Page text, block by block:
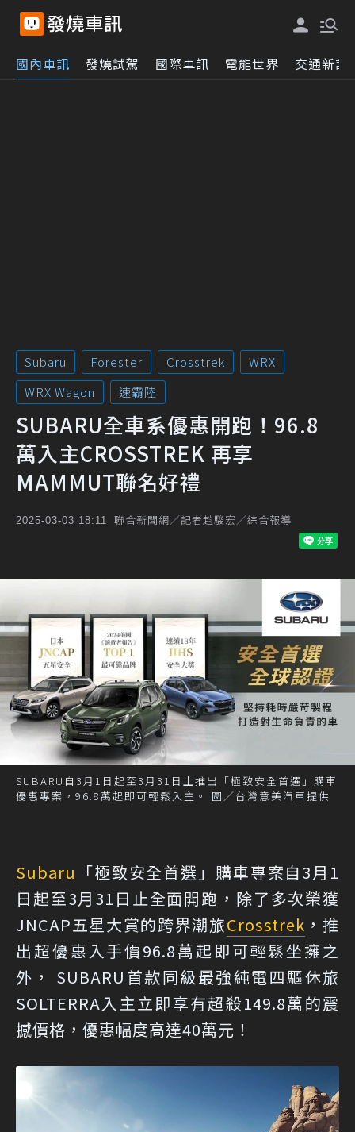
國內車訊 發燒試駕 國際車訊 電能世界 交通新訊
Subaru Forester Crosstrek
WRX
WRX Wagon
速霸陸
SUBARU全車系優惠開跑！96.8
萬入主CROSSTREK 再享
MAMMUT聯名好禮
2025-03-03 18:11 聯合新聞網／記者趙駿宏／綜合報導
SUBARU自3月1日起至3月31日止推出「極致安全首選」購車
優惠專案，96.8萬起即可輕鬆入主。 圖／台灣意美汽車提供
Subaru 「極致安全首選」購車專案自3月1
日起至3月31日止全面開跑，除了多次榮獲
JNCAP五星大賞的跨界潮旅Crosstrek ，推
出超優惠入手價96.8萬起即可輕鬆坐擁之
外， SUBARU首款同級最強純電四驅休旅
SOLTERRA入主立即享有超殺149.8萬的震
撼價格，優惠幅度高達40萬元！